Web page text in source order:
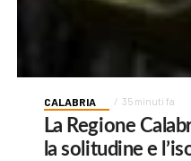
CALABRIA 35 minuti fa
La Regione
la solitudine e